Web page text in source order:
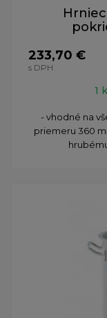
233,70 €
s DPH
1
- vhodné na
priemeru 360